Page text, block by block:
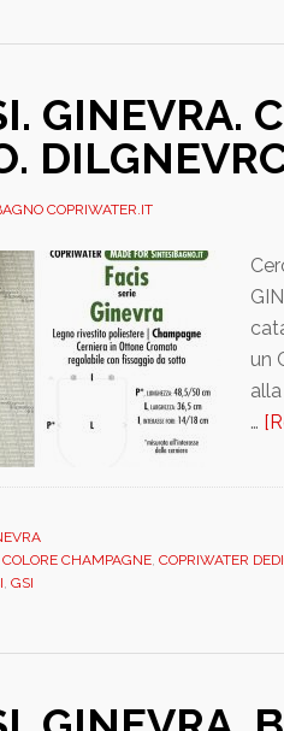
GINEVRA.
COPRIWATER.IT
un
…
CHAMPAGNE, COPRIWATER
, GSI